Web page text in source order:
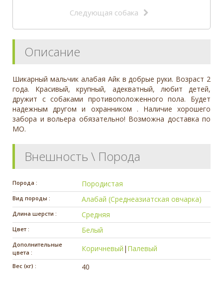
Следующая собака
Описание
Шикарный мальчик алабая Айк в добрые руки. Возраст 2
года. Красивый, крупный, адекватный, любит детей,
дружит с собаками противоположенного пола. Будет
надежным другом и охранником . Наличие хорошего
забора и вольера обязательно! Возможна доставка по
МО.
Внешность \ Порода
Порода : Породистая
Вид породы : Алабай (Среднеазиатская овчарка)
Длина шерсти : Средняя
Цвет : Белый
Дополнительные
цвета :
Коричневый | Палевый
Вес (кг) : 40